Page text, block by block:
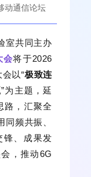
动通信论坛
室共同主办
会将于2026
以“极致连
”为主题，延
路，汇聚全
频共振、
锋、成果发
，推动6G